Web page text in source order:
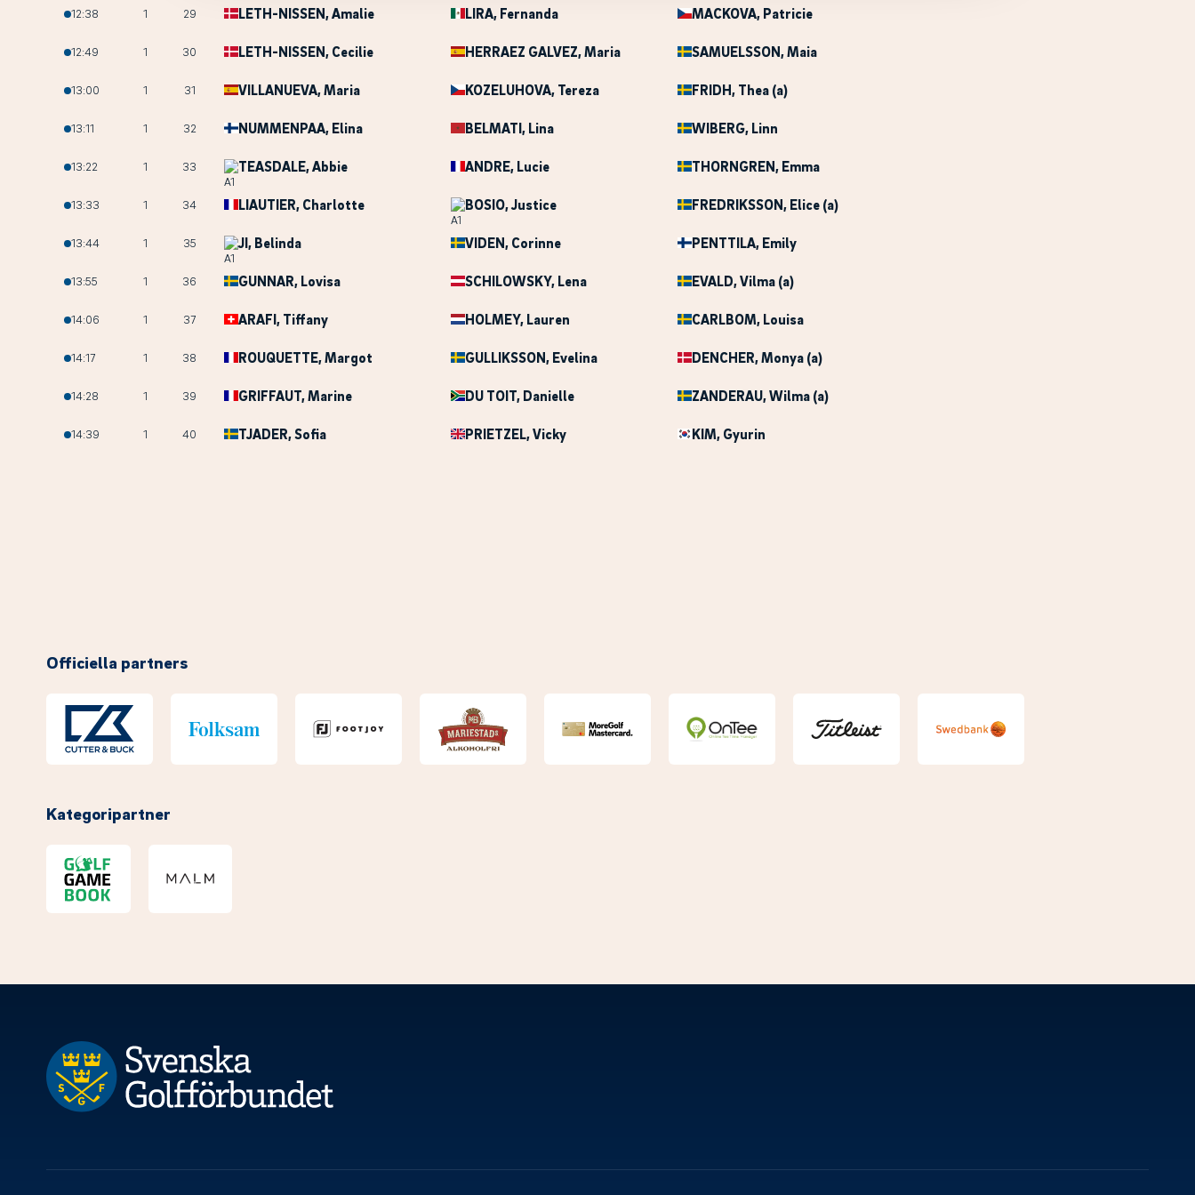
12:38 1 29 LETH-NISSEN, Amalie LIRA, Fernanda MACKOVA, Patricie
12:49 1 30 LETH-NISSEN, Cecilie HERRAEZ GALVEZ, Maria SAMUELSSON, Maia
13:00 1 31 VILLANUEVA, Maria KOZELUHOVA, Tereza FRIDH, Thea (a)
13:11 1 32 NUMMENPAA, Elina BELMATI, Lina WIBERG, Linn
13:22 1 33 TEASDALE, Abbie ANDRE, Lucie THORNGREN, Emma
13:33 1 34 LIAUTIER, Charlotte BOSIO, Justice FREDRIKSSON, Elice (a)
13:44 1 35 JI, Belinda VIDEN, Corinne PENTTILA, Emily
13:55 1 36 GUNNAR, Lovisa SCHILOWSKY, Lena EVALD, Vilma (a)
14:06 1 37 ARAFI, Tiffany HOLMEY, Lauren CARLBOM, Louisa
14:17 1 38 ROUQUETTE, Margot GULLIKSSON, Evelina DENCHER, Monya (a)
14:28 1 39 GRIFFAUT, Marine DU TOIT, Danielle ZANDERAU, Wilma (a)
14:39 1 40 TJADER, Sofia PRIETZEL, Vicky KIM, Gyurin
Officiella partners
Kategoripartner